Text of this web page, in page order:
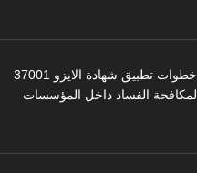
خطوات تطبيق شهادة الايزو 37001
لمكافحة الفساد داخل المؤسسات